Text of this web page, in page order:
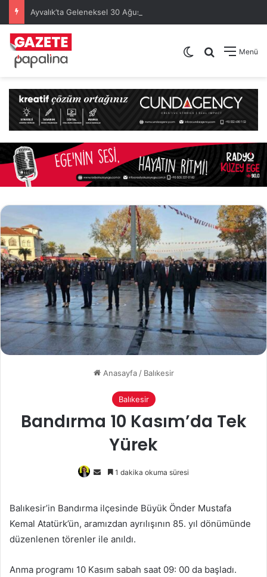
Menü
Arama yap
Dış görünümü
Anasayfa / Balıkesir
Balıkesir
Bandırma 10 Kasım’da Tek
Yürek
Bir
göndermek
1 dakika okuma süresi
Balıkesir’in Bandırma ilçesinde Büyük Önder Mustafa
Kemal Atatürk’ün, aramızdan ayrılışının 85. yıl dönümünde
düzenlenen törenler ile anıldı.
Anma programı 10 Kasım sabah saat 09: 00 da başladı.